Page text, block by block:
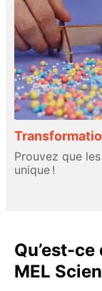
Prouvez que
unique !
Qu’est-
MEL